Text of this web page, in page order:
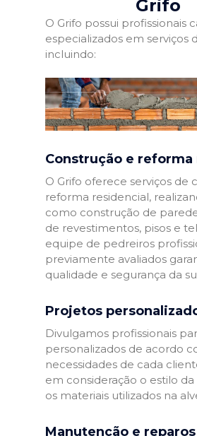
Grifo
O Grifo possui profissionais
especializados em serviços
incluindo:
Construção e reforma
O Grifo oferece serviços de
reforma residencial,
como construção de
de revestimentos, pisos e
equipe de pedreiros
previamente avaliados
qualidade e segurança da
Projetos
Divulgamos profissionais
personalizados de acordo
necessidades de cada
em consideração o estilo
os materiais utilizados na
Manutenção e reparos